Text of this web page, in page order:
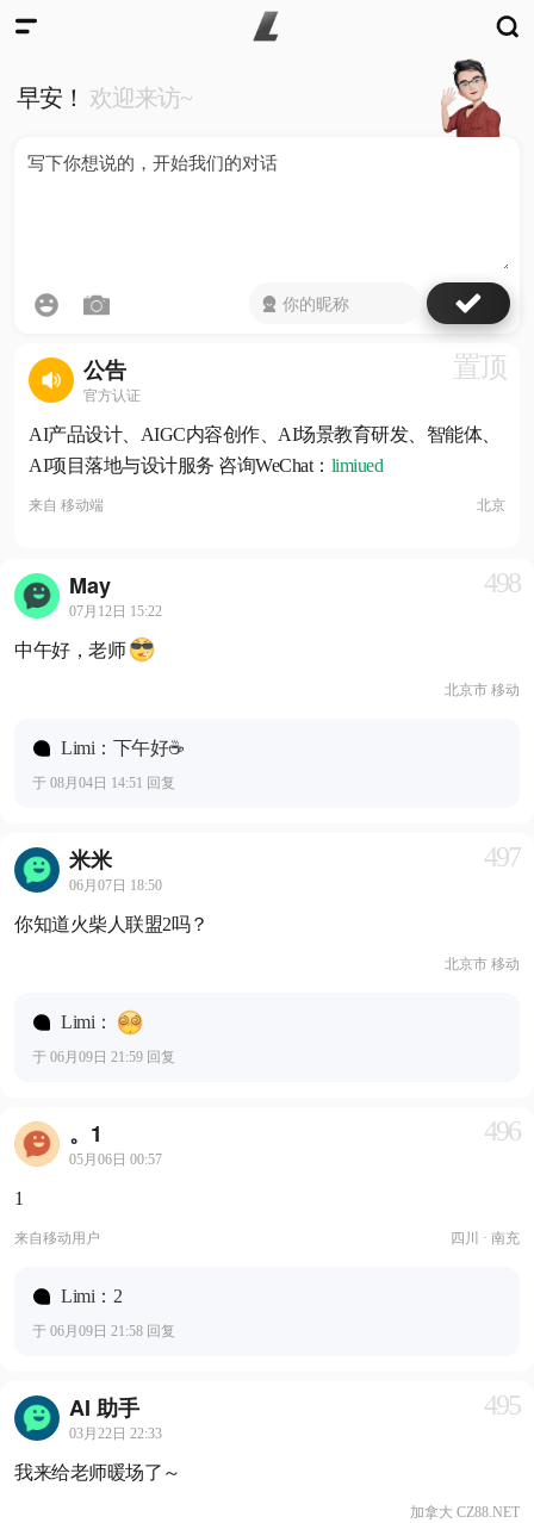
早安！ 欢迎来访~
公告
官方认证
置顶
AI产品设计、AIGC内容创作、AI场景教育研发、智能体、
AI项目落地与设计服务 咨询WeChat： limiued
来自 移动端 北京
May
07月12日 15:22
498
中午好，老师
北京市 移动
Limi：下午好☕️
于 08月04日 14:51 回复
米米
06月07日 18:50
497
你知道火柴人联盟2吗？
北京市 移动
Limi：
于 06月09日 21:59 回复
。1
05月06日 00:57
496
1
来自移动用户 四川 · 南充
Limi：2
于 06月09日 21:58 回复
AI 助手
03月22日 22:33
495
我来给老师暖场了～
加拿大 CZ88.NET